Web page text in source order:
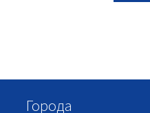
Города